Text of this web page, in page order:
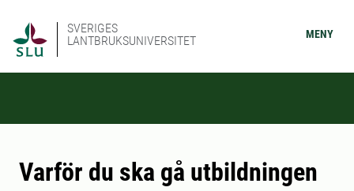
SVERIGES
LANTBRUKSUNIVERSITET
MENY
Varför du ska gå utbildningen